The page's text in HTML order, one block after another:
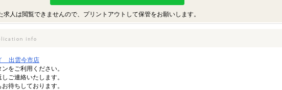
人は閲覧できませんので、プリントアウトして保管をお願いします。
出雲今市店
ンをご利用ください。
ご連絡いたします。
待ちしております。